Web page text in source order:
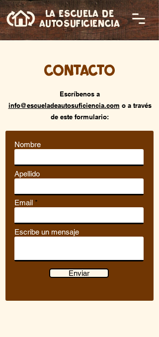
LA ESCUELA DE
AUTOSUFICIENCIA
Contacto
Escríbenos a
info@escueladeautosuficiencia.com o a través
de este formulario:
Nombre
Apellido
Email
Escribe un mensaje
Enviar